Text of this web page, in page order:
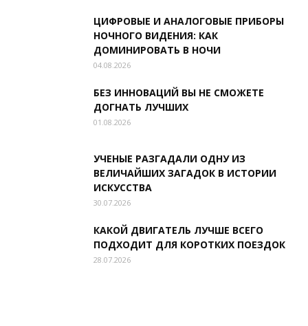
ЦИФРОВЫЕ И АНАЛОГОВЫЕ ПРИБОРЫ
НОЧНОГО ВИДЕНИЯ: КАК
ДОМИНИРОВАТЬ В НОЧИ
04.08.2026
БЕЗ ИННОВАЦИЙ ВЫ НЕ СМОЖЕТЕ
ДОГНАТЬ ЛУЧШИХ
01.08.2026
УЧЕНЫЕ РАЗГАДАЛИ ОДНУ ИЗ
ВЕЛИЧАЙШИХ ЗАГАДОК В ИСТОРИИ
ИСКУССТВА
30.07.2026
КАКОЙ ДВИГАТЕЛЬ ЛУЧШЕ ВСЕГО
ПОДХОДИТ ДЛЯ КОРОТКИХ ПОЕЗДОК
28.07.2026